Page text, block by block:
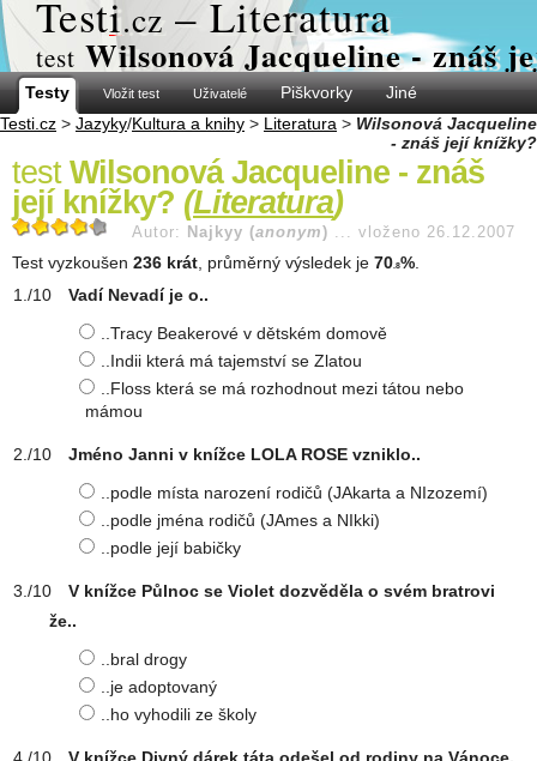
Testi.cz – Literatura
test Wilsonová Jacqueline - znáš
Testy Vložit test Uživatelé Piškvorky
Jiné
Testi.cz > Jazyky/Kultura a knihy > Literatura > Wilsonová Jacqueline
- znáš její knížky?
test Wilsonová Jacqueline - znáš
její knížky? (Literatura)
Autor: Najkyy (anonym ) ... vloženo 26.12.2007
Test vyzkoušen 236 krát , průměrný výsledek je 70 .8%
Vadí Nevadí je o..
..Tracy Beakerové v dětském domově
..Indii která má tajemství se Zlatou
..Floss která se má rozhodnout mezi tátou nebo
mámou
Jméno Janni v knížce LOLA ROSE vzniklo..
..podle místa narození rodičů (JAkarta a NIzozemí)
..podle jména rodičů (JAmes a NIkki)
..podle její babičky
V knížce Půlnoc se Violet dozvěděla o svém bratrovi
že..
..bral drogy
..je adoptovaný
..ho vyhodili ze školy